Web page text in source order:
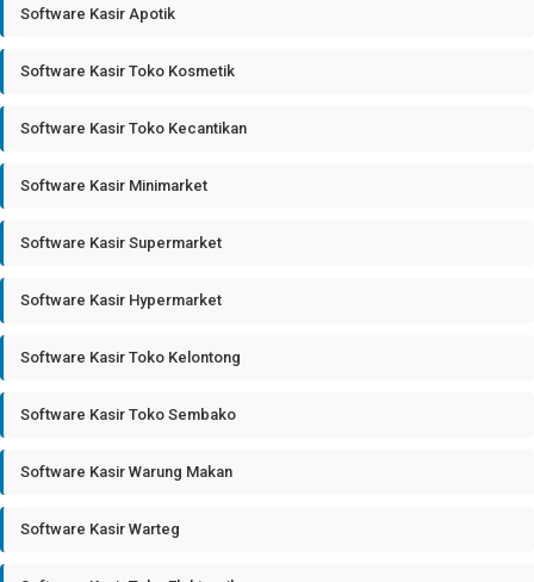
Software Kasir Apotik
Software Kasir Toko Kosmetik
Software Kasir Toko Kecantikan
Software Kasir Minimarket
Software Kasir Supermarket
Software Kasir Hypermarket
Software Kasir Toko Kelontong
Software Kasir Toko Sembako
Software Kasir Warung Makan
Software Kasir Warteg